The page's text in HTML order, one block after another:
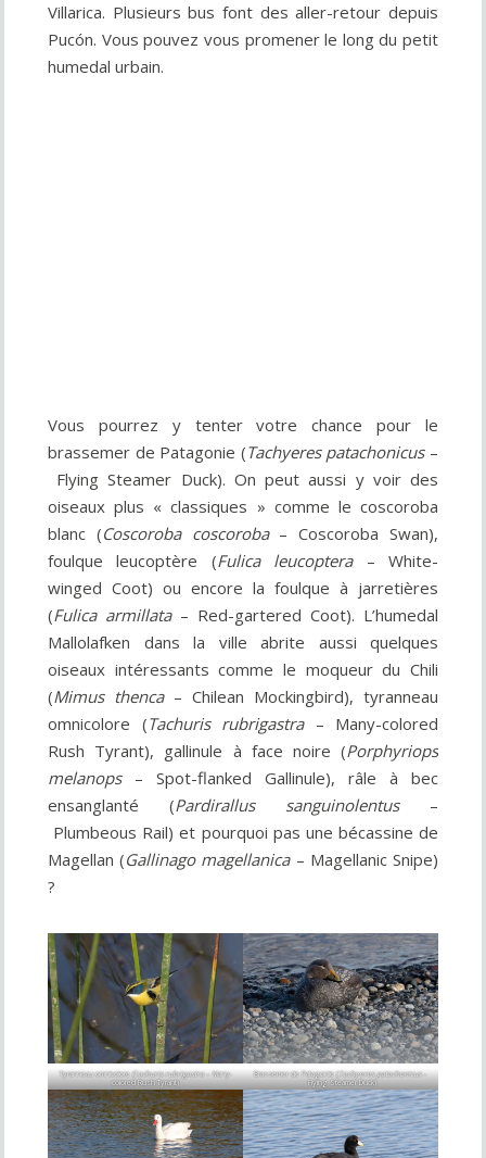
Villarica. Plusieurs bus font des aller-retour depuis
Pucón. Vous pouvez vous promener le long du petit
humedal urbain.
Vous pourrez y tenter votre chance pour le
brassemer de Patagonie (Tachyeres patachonicus –
Flying Steamer Duck). On peut aussi y voir des
oiseaux plus « classiques » comme le coscoroba
blanc (Coscoroba coscoroba – Coscoroba Swan),
foulque leucoptère (Fulica leucoptera– White-
winged Coot) ou encore la foulque à jarretières
(Fulica armillata– Red-gartered Coot). L’humedal
Mallolafken dans la ville abrite aussi quelques
oiseaux intéressants comme le moqueur du Chili
(Mimus thenca– Chilean Mockingbird), tyranneau
omnicolore (Tachuris rubrigastra– Many-colored
Rush Tyrant), gallinule à face noire (Porphyriops
melanops – Spot-flanked Gallinule), râle à bec
ensanglanté (Pardirallus sanguinolentus–
Plumbeous Rail) et pourquoi pas une bécassine de
Magellan (Gallinago magellanica– Magellanic Snipe)
?
Tyranneau omnicolore (Tachuris rubrigastra– Many-
colored Rush Tyrant)
Brassemer de Patagonie (Tachyeres patachonicus–
Flying Steamer Duck)